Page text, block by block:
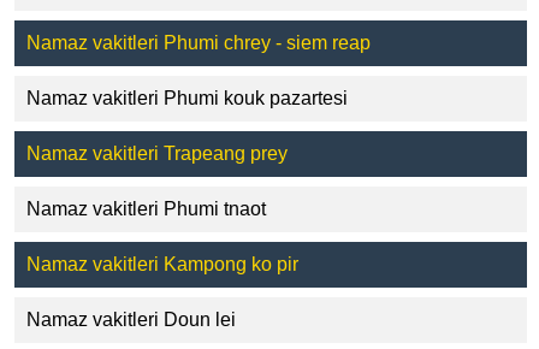
Namaz vakitleri Phumi chrey - siem reap
Namaz vakitleri Phumi kouk pazartesi
Namaz vakitleri Trapeang prey
Namaz vakitleri Phumi tnaot
Namaz vakitleri Kampong ko pir
Namaz vakitleri Doun lei